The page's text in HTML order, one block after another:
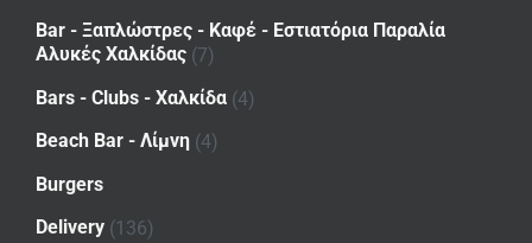
Bar - Ξαπλώστρες - Καφέ - Εστιατόρια Παραλία
Αλυκές Χαλκίδας (7)
Bars - Clubs - Χαλκίδα (4)
Beach Bar - Λίμνη (4)
Burgers
Delivery (136)